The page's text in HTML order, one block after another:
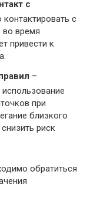
с
контактировать с
во время
привести к
–
при
близкого
риск
обратиться